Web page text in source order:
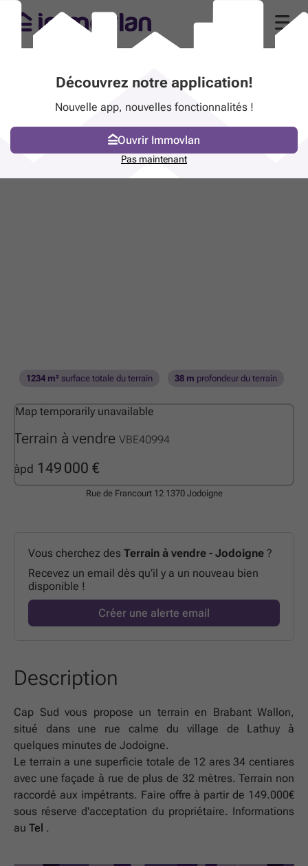
Terrain à vendre VBE40994
àpd 149 000 €
1234 m² surface totale du terrain 38 m profondeur du terrain
Map temporarily unavailable
Rue de Francourt 12 1370 Jodoigne
Vous cherchez des Terrain à vendre - Jodoigne ?
Recevez un email dès qu’il y a un nouveau bien
disponible !
Créer une alerte email
Description
Cap Sud vous propose un terrain en Brabant Wallon,
situé dans une rue calme du village de Lathuy à
quelques minutes de Jodoigne.
Le terrain a une superficie totale de 12 ares 34 centiares
avec une façade à rue de plus de 32 mètres. Terrain non
raccordé aux impétrants. Faire offre à partir de 149.000€
sous réserve d'acceptation du propriétaire. Informations
au Tel .
Découvrez notre application!
Nouvelle app, nouvelles fonctionnalités !
Ouvrir Immovlan
Pas maintenant